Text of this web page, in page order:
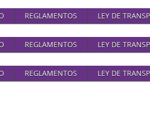
REGLAMENTOS LEY DE